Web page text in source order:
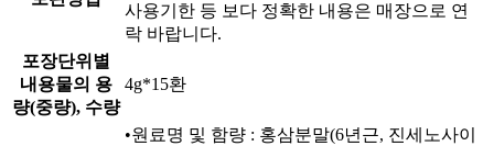
사용기한 등 보다 정확한 내용은 매장으로 연
락 바랍니다.
포장단위별
내용물의 용
량(중량), 수량
4g*15환
•원료명 및 함량 : 홍삼분말(6년근, 진세노사이